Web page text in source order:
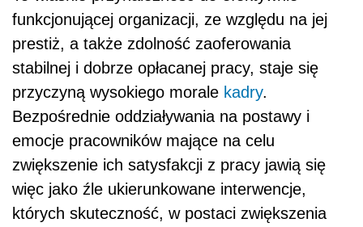
funkcjonującej organizacji, ze względu na jej
prestiż, a także zdolność zaoferowania
stabilnej i dobrze opłacanej pracy, staje się
przyczyną wysokiego morale kadry.
Bezpośrednie oddziaływania na postawy i
emocje pracowników mające na celu
zwiększenie ich satysfakcji z pracy jawią się
więc jako źle ukierunkowane interwencje,
których skuteczność, w postaci zwiększenia